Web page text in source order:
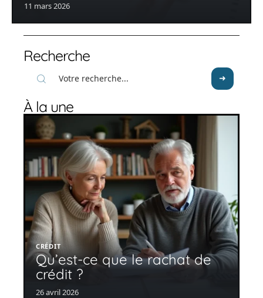
11 mars 2026
Recherche
À la une
CRÉDIT
Qu’est-ce que le rachat de
crédit ?
26 avril 2026